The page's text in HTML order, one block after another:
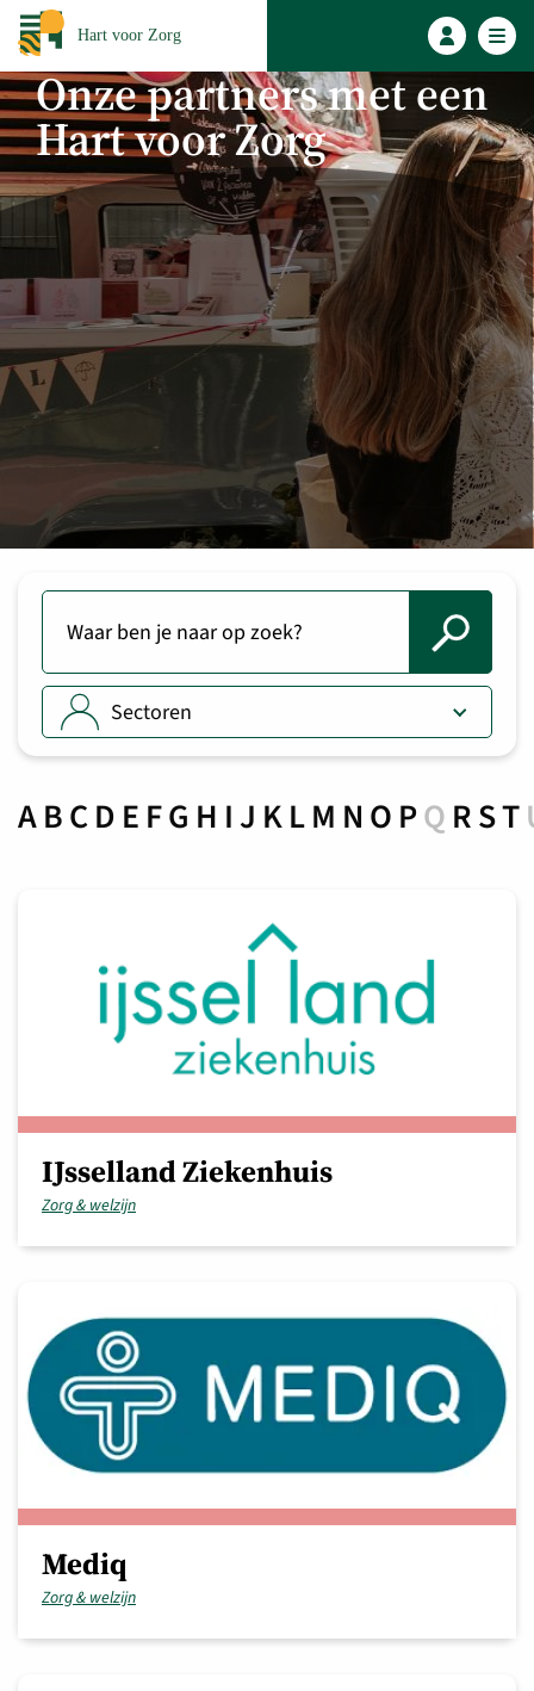
Hart voor Zorg
Onze partners met een
Hart voor Zorg
Sectoren
ABCD E FG H I J KLM N O PQ RST
IJsselland Ziekenhuis
Zorg & welzijn
Mediq
Zorg & welzijn